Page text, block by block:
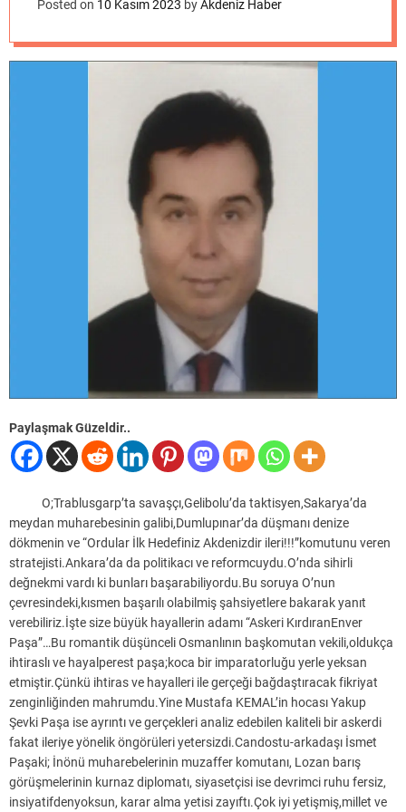
Posted on 10 Kasım 2023 byAkdeniz Haber
Paylaşmak Güzeldir..
O;Trablusgarp’ta savaşçı,Gelibolu’da taktisyen,Sakarya’da
meydan muharebesinin galibi,Dumlupınar’da düşmanı denize
dökmenin ve “Ordular İlk Hedefiniz Akdenizdir ileri!!!”komutunu veren
stratejisti.Ankara’da da politikacı ve reformcuydu.O’nda sihirli
değnekmi vardı ki bunları başarabiliyordu.Bu soruya O’nun
çevresindeki,kısmen başarılı olabilmiş şahsiyetlere bakarak yanıt
verebiliriz.İşte size büyük hayallerin adamı “Askeri KırdıranEnver
Paşa”…Bu romantik düşünceli Osmanlının başkomutan vekili,oldukça
ihtiraslı ve hayalperest paşa;koca bir imparatorluğu yerle yeksan
etmiştir.Çünkü ihtiras ve hayalleri ile gerçeği bağdaştıracak fikriyat
zenginliğinden mahrumdu.Yine Mustafa KEMAL’in hocası Yakup
Şevki Paşa ise ayrıntı ve gerçekleri analiz edebilen kaliteli bir askerdi
fakat ileriye yönelik öngörüleri yetersizdi.Candostu-arkadaşı İsmet
Paşaki; İnönü muharebelerinin muzaffer komutanı, Lozan barış
görüşmelerinin kurnaz diplomatı, siyasetçisi ise devrimci ruhu fersiz,
insiyatifdenyoksun, karar alma yetisi zayıftı.Çok iyi yetişmiş,millet ve